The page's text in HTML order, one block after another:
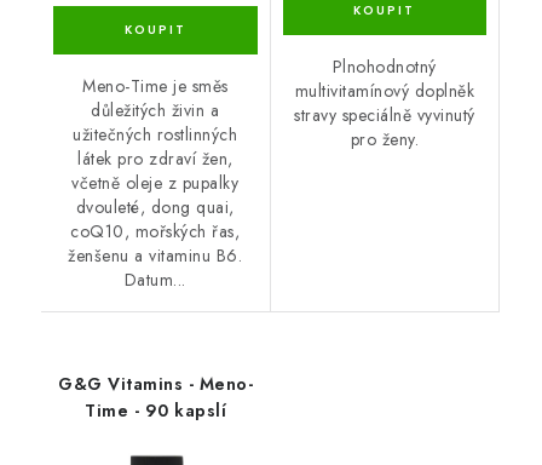
Meno-Time je směs
důležitých živin a
užitečných rostlinných
látek pro zdraví žen,
včetně oleje z pupalky
dvouleté, dong quai,
coQ10, mořských řas,
ženšenu a vitaminu B6.
Datum...
Plnohodnotný
multivitamínový doplněk
stravy speciálně vyvinutý
pro ženy.
G&G Vitamins - Meno-
Time - 90 kapslí